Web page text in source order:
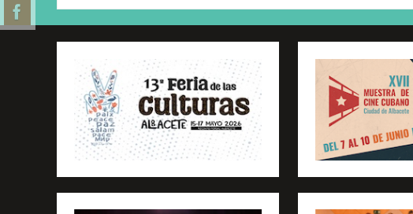
e
b
o
k
er l e
dI
n
s
A
p
p